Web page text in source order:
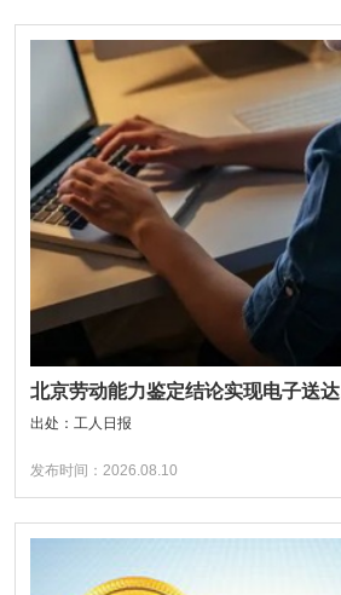
北京劳动能力鉴定结论实现电子送达
出处：工人日报
发布时间：2026.08.10